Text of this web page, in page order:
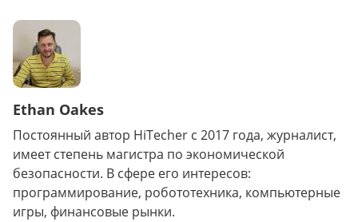
Ethan Oakes
Постоянный автор HiTecher с 2017 года, журналист,
имеет степень магистра по экономической
безопасности. В сфере его интересов:
программирование, робототехника, компьютерные
игры, финансовые рынки.